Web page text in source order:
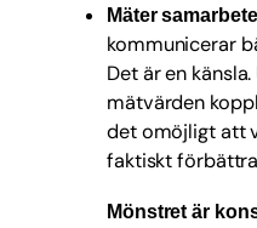
Mäter
kommunicerar
Det är en
mätvärden
det omöjligt att
faktiskt
Mönstret är